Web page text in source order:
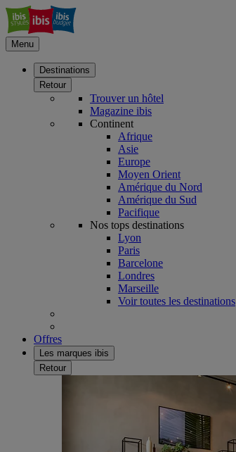
Menu
Destinations
Retour
Trouver un hôtel
Magazine ibis
Continent
Afrique
Asie
Europe
Moyen Orient
Amérique du Nord
Amérique du Sud
Pacifique
Nos tops destinations
Lyon
Paris
Barcelone
Londres
Marseille
Voir toutes les destinations
Offres
Les marques ibis
Retour